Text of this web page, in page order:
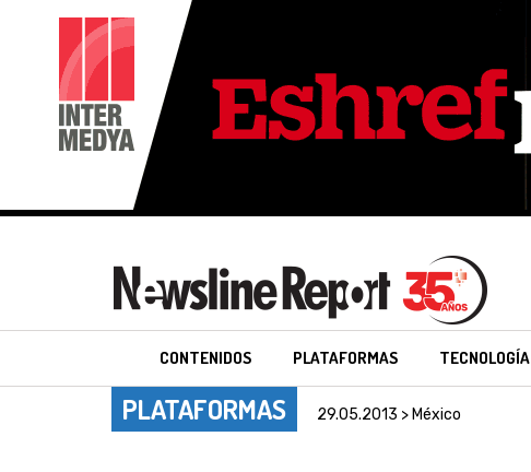
CONTENIDOS PLATAFORMAS TECNOLOGÍA
PLATAFORMAS 29.05.2013 > México